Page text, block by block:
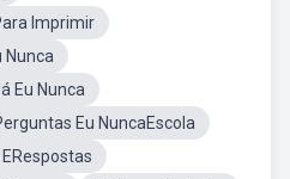
Imprimir
Nunca
Eu Nunca
Eu NuncaEscola